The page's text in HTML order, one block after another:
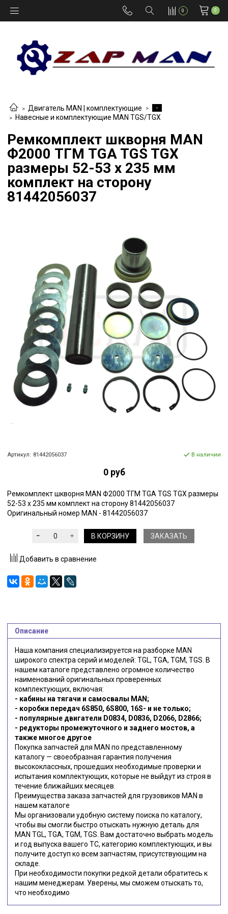
0 0
Двигатель MAN | комплектующие
-
Навесные и комплектующие MAN TGS/TGX
Ремкомплект шкворня MAN
Ф2000 ТГМ TGA TGS TGX
размеры 52-53 x 235 мм
комплект на сторону
81442056037
Артикул: 81442056037 В наличии
0 руб
Ремкомплект шкворня MAN Ф2000 ТГМ TGA TGS TGX размеры
52-53 x 235 мм комплект на сторону 81442056037
Оригинальный номер MAN - 81442056037
В КОРЗИНУ ЗАКАЗАТЬ
Добавить в сравнение
Описание
Наша компания специализируется на разборке MAN
широкого спектра серий и моделей: TGL, TGA, TGM, TGS. В
нашем каталоге представлено огромное количество
наименований оригинальных проверенных
комплектующих, включая:
- кабины на тягачи и самосвалы MAN;
- коробки передач 6S850, 6S800, 16S- и не только;
- популярные двигатели D0834, D0836, D2066, D2866;
- редукторы промежуточного и заднего мостов, а
также многое другое
Покупка запчастей для MAN по представленному
каталогу — своеобразная гарантия получения
высококлассных, прошедших необходимые проверки и
испытания комплектующих, которые не выйдут из строя в
течение ближайших месяцев.
Преимущества заказа запчастей для грузовиков MAN в
нашем каталоге
Мы организовали удобную систему поиска по каталогу,
чтобы вы смогли быстро отыскать нужную деталь для
MAN TGL, TGA, TGM, TGS. Вам достаточно выбрать модель
и год выпуска вашего ТС, категорию комплектующих, и вы
получите доступ ко всем запчастям, присутствующим на
складе.
При необходимости покупки редкой детали обратитесь к
нашим менеджерам. Уверены, мы сможем отыскать то,
что необходимо